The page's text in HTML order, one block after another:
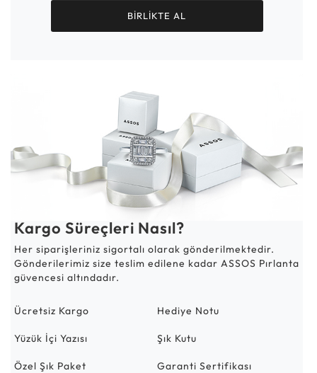
BİRLİKTE AL
Kargo Süreçleri Nasıl?
Her siparişleriniz sigortalı olarak gönderilmektedir.
Gönderilerimiz size teslim edilene kadar ASSOS Pırlanta
güvencesi altındadır.
Ücretsiz Kargo Hediye Notu
Yüzük İçi Yazısı Şık Kutu
Özel Şık Paket Garanti Sertifikası